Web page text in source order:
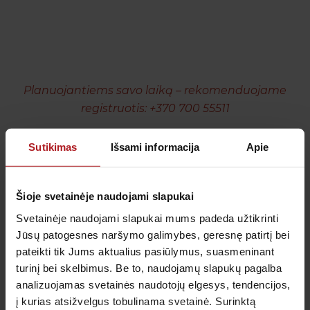
Sutikimas Išsami informacija Apie
Šioje svetainėje naudojami slapukai
Svetainėje naudojami slapukai mums padeda užtikrinti
Jūsų patogesnes naršymo galimybes, geresnę patirtį bei
pateikti tik Jums aktualius pasiūlymus, suasmeninant
turinį bei skelbimus. Be to, naudojamų slapukų pagalba
analizuojamas svetainės naudotojų elgesys, tendencijos,
į kurias atsižvelgus tobulinama svetainė. Surinktą
Planuojantiems savo laiką – rekomenduojame
registruotis: +370 700 55511
– dėl tyrimų, kuriems taikoma nuolaida teirautis
procedūrų kabineto darbuotojo arba klientų